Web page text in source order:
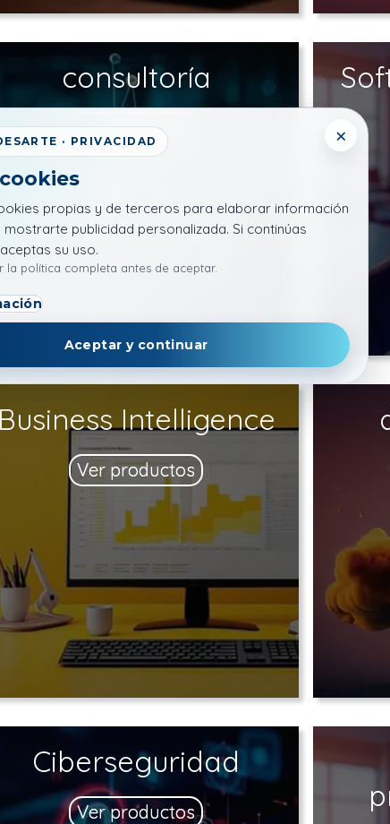
×
· PRIVACIDAD
propias y de terceros para elaborar información
publicidad personalizada. Si continúas
su uso.
la política completa antes de aceptar.
Aceptar y continuar
consultoría
Ver productos
Business Intelligence
Ver productos
Ciberseguridad
Ver productos